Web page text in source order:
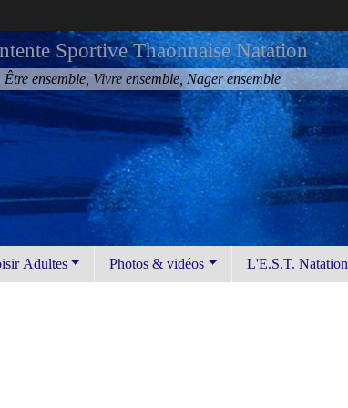
Sportive Thaonnaise Natation
Être ensemble, Vivre ensemble, Nager ensemble
Adultes Photos & vidéos L'E.S.T. Natation